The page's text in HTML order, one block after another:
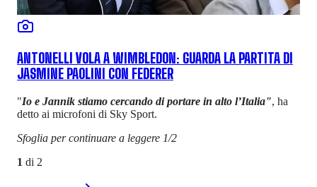
ANTONELLI VOLA A WIMBLEDON: GUARDA LA PARTITA DI
JASMINE PAOLINI CON FEDERER
"Io e Jannik stiamo cercando di portare in alto l’Italia", ha
detto ai microfoni di Sky Sport.
Sfoglia per continuare a leggere 1/2
1 di 2